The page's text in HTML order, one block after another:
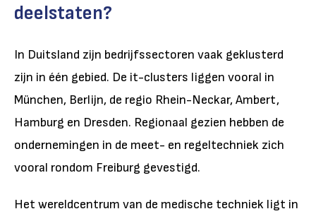
deelstaten?
In Duitsland zijn bedrijfssectoren vaak geklusterd
zijn in één gebied. De it-clusters liggen vooral in
München, Berlijn, de regio Rhein-Neckar, Ambert,
Hamburg en Dresden. Regionaal gezien hebben de
ondernemingen in de meet- en regeltechniek zich
vooral rondom Freiburg gevestigd.
Het wereldcentrum van de medische techniek ligt in